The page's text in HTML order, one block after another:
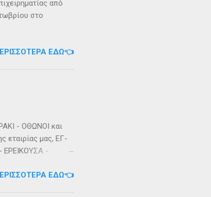
από
στο
ΕΔΏ👈
- ΟΘΩΝΟΙ και
εταιρίας μας, ΕΓ-
ΕΡΕΙΚΟΥΣΑ -
ΕΔΏ👈